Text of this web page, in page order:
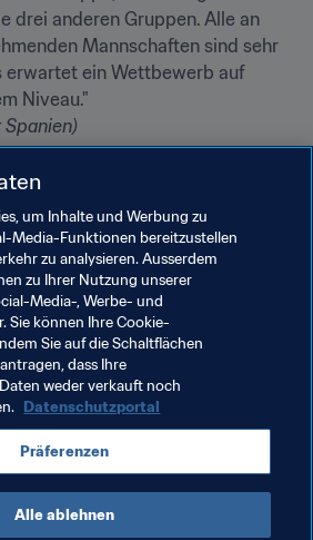
drei anderen Gruppen. Alle an
Mannschaften sind sehr
erwartet ein Wettbewerb auf
Spanien)
Mannschaften treffen. Das wird auf
bevorstehenden Spielen viel
Japan)
Weltmeisterschaft Frankreich
um Inhalte und Werbung zu
Media-Funktionen bereitzustellen
zu analysieren. Ausserdem
zu Ihrer Nutzung unserer
Media-, Werbe- und
Sie können Ihre Cookie-
Sie auf die Schaltflächen
dass Ihre
weder verkauft noch
Datenschutzportal
Präferenzen
Alle ablehnen